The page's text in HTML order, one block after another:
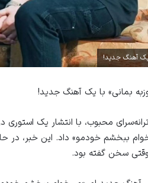
یک آهنگ جدید!
بمانی» با یک آهنگ جدید!
ترانه‌سرای محبوب، با انتشار یک
ببخشم خودمو» داد. این خبر، در
سخن گفته بود.